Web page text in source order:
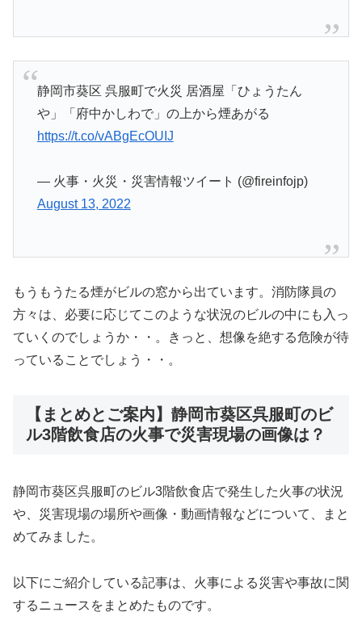
静岡市葵区 呉服町で火災 居酒屋「ひょうたん
や」「府中かしわで」の上から煙あがる
https://t.co/vABgEcOUIJ
— 火事・火災・災害情報ツイート (@fireinfojp)
August 13, 2022
もうもうたる煙がビルの窓から出ています。消防隊員の
方々は、必要に応じてこのような状況のビルの中にも入っ
ていくのでしょうか・・。きっと、想像を絶する危険が待
っていることでしょう・・。
【まとめとご案内】静岡市葵区呉服町のビ
ル3階飲食店の火事で災害現場の画像は？
静岡市葵区呉服町のビル3階飲食店で発生した火事の状況
や、災害現場の場所や画像・動画情報などについて、まと
めてみました。
以下にご紹介している記事は、火事による災害や事故に関
するニュースをまとめたものです。